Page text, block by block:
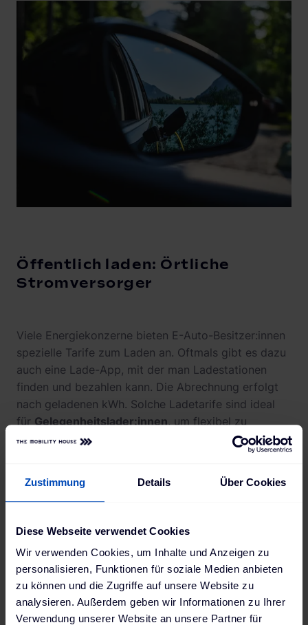
Zustimmung Details Über Cookies
Diese Webseite verwendet Cookies
Wir verwenden Cookies, um Inhalte und Anzeigen zu
personalisieren, Funktionen für soziale Medien anbieten
zu können und die Zugriffe auf unsere Website zu
analysieren. Außerdem geben wir Informationen zu Ihrer
Verwendung unserer Website an unsere Partner für
Öffentlich laden: Örtliche
Stromversorger
Viele Energiekonzerne bieten E-Auto-Besitzer:innen
spezielle Tarife zum Laden an. Oftmals gibt es dazu
auch eine Lade-App, mit der man Ladestationen
finden und bezahlen kann. Die Abrechnung erfolgt
nach geladenen kWh. Solche Ladetarife sind ideal
fürGelegenheitslader:innen, um flexibel zu
bleiben.
Ladetarife speziell für Stadtwerke Kund:innen
Stationen
Grundgebühr
ENTEGA -
Ladekarte
oder Easy
Charging
450.000+
(EU)
-
0,49 € /
0,55 € /
kWh